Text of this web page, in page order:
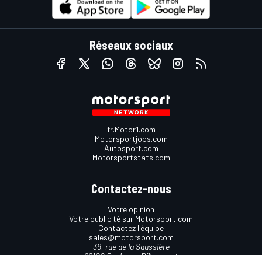
Réseaux sociaux
fr.Motor1.com
Motorsportjobs.com
Autosport.com
Motorsportstats.com
Contactez-nous
Votre opinion
Votre publicité sur Motorsport.com
Contactez l'équipe
sales@motorsport.com
39, rue de la Saussière